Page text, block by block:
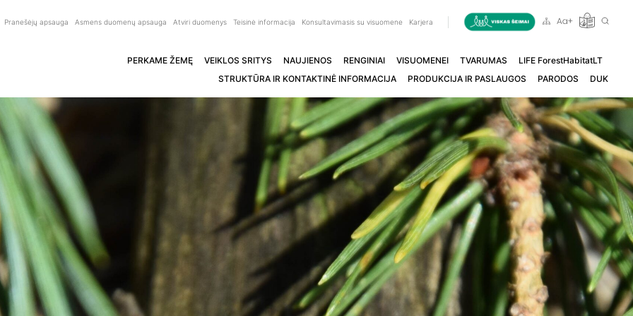
Pranešėjų apsauga Asmens duomenų apsauga Atviri duomenys Teisinė informacija Konsultavimasis su visuomene Karjera
PERKAME ŽEMĘ VEIKLOS SRITYS NAUJIENOS RENGINIAI VISUOMENEI TVARUMAS
LIFE ForestHabitatLT
STRUKTŪRA IR KONTAKTINĖ INFORMACIJA
PRODUKCIJA IR PASLAUGOS PARODOS DUK